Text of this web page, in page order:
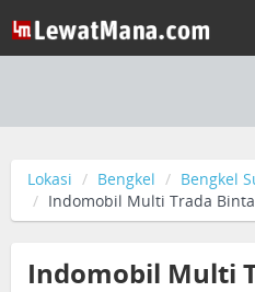
Lokasi Bengkel
Bengkel
Indomobil Multi Trada
Indomobil Multi